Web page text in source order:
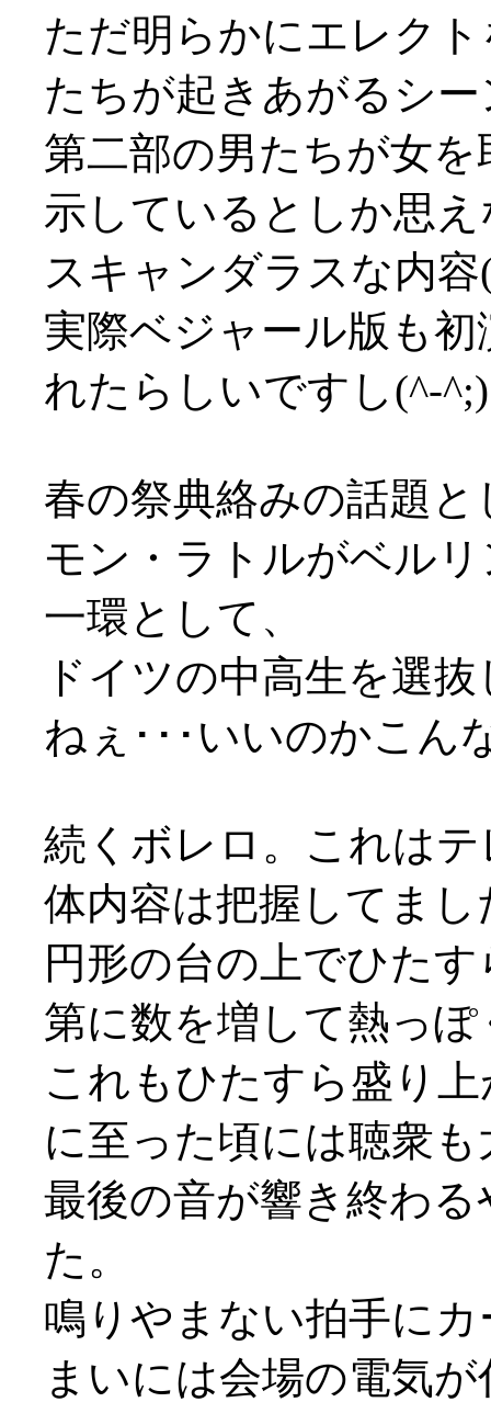
ただ明らかにエレク
たちが起きあがるシ
第二部の男たちが女
示しているとしか思
スキャンダラスな内容
実際ベジャール版も
れたらしいですし(^-^;)
春の祭典絡みの話題
モン・ラトルがベル
一環として、
ドイツの中高生を選
ねぇ･･･いいのかこん
続くボレロ。これは
体内容は把握してまし
円形の台の上でひた
第に数を増して熱っ
これもひたすら盛り
に至った頃には聴衆も
最後の音が響き終わ
た。
鳴りやまない拍手に
まいには会場の電気